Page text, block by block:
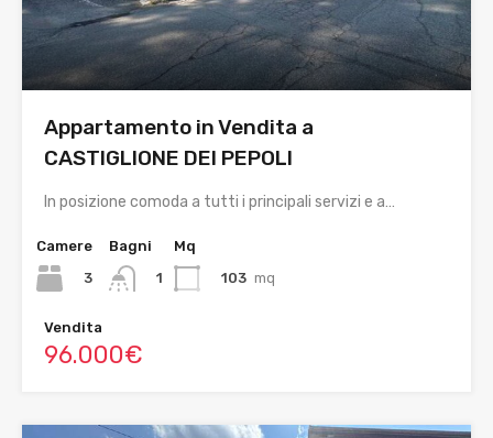
Appartamento in Vendita a
CASTIGLIONE DEI PEPOLI
In posizione comoda a tutti i principali servizi e a…
Camere
3
Bagni
1
Mq
103 mq
Vendita
96.000€